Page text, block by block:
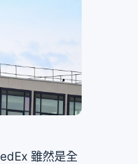
雖然是全